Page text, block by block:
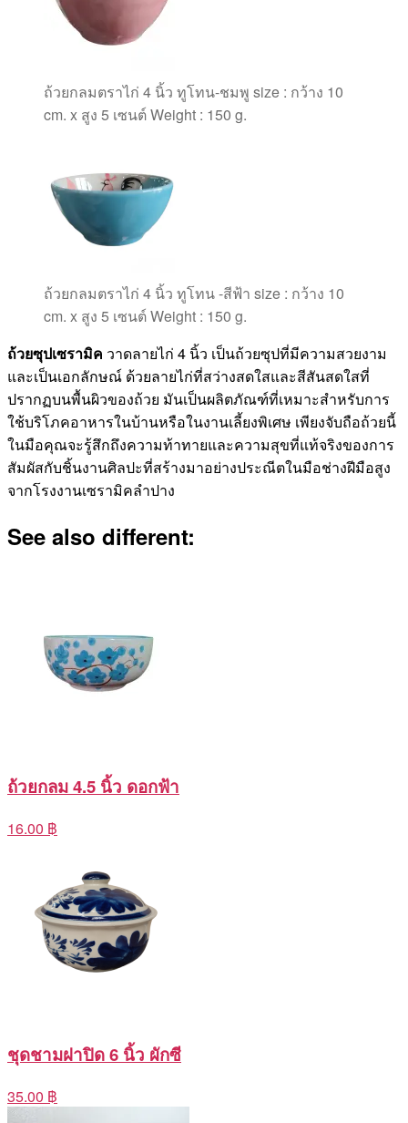
ถ้วยกลมตราไก่ 4 นิ้ว ทูโทน-ชมพู size : กว้าง 10
cm. x สูง 5 เซนต์ Weight : 150 g.
ถ้วยกลมตราไก่ 4 นิ้ว ทูโทน -สีฟ้า size : กว้าง 10
cm. x สูง 5 เซนต์ Weight : 150 g.
ถ้วยซุปเซรามิค วาดลายไก่ 4 นิ้ว เป็นถ้วยซุปที่มีความสวยงาม
และเป็นเอกลักษณ์ ด้วยลายไก่ที่สว่างสดใสและสีสันสดใสที่
ปรากฏบนพื้นผิวของถ้วย มันเป็นผลิตภัณฑ์ที่เหมาะสำหรับการ
ใช้บริโภคอาหารในบ้านหรือในงานเลี้ยงพิเศษ เพียงจับถือถ้วยนี้
ในมือคุณจะรู้สึกถึงความท้าทายและความสุขที่แท้จริงของการ
สัมผัสกับชิ้นงานศิลปะที่สร้างมาอย่างประณีตในมือช่างฝีมือสูง
จากโรงงานเซรามิคลำปาง
See also different:
ถ้วยกลม 4.5 นิ้ว ดอกฟ้า
16.00 ฿
ชุดชามฝาปิด 6 นิ้ว ผักซี
35.00 ฿